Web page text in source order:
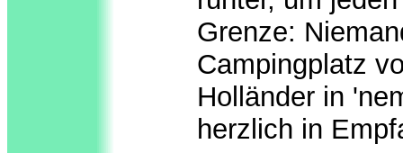
Grenze:
Campingplatz
Holländer in
herzlich in